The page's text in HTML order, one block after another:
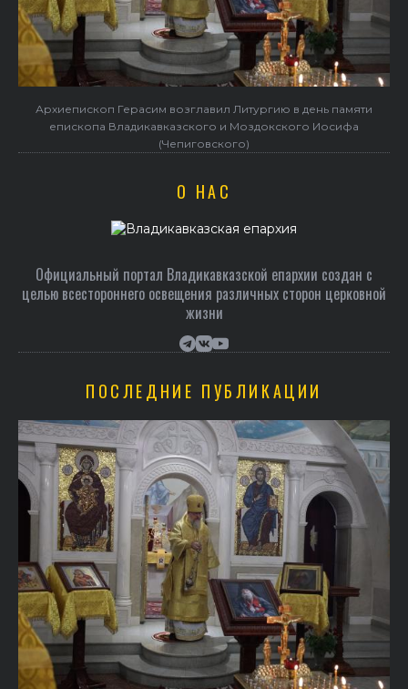
Архиепископ Герасим возглавил Литургию в день памяти
епископа Владикавказского и Моздокского Иосифа
(Чепиговского)
О НАС
Официальный портал Владикавказской епархии создан c
целью всестороннего освещения различных сторон церковной
жизни
ПОСЛЕДНИЕ ПУБЛИКАЦИИ